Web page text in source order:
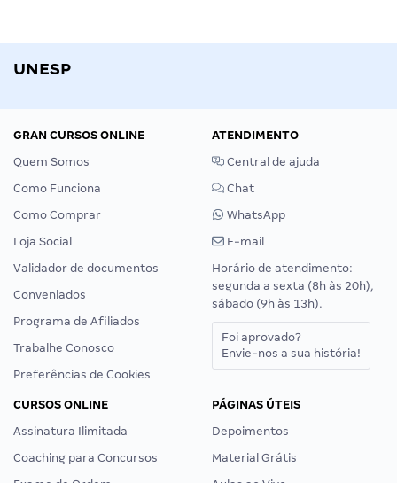
UNESP
GRAN CURSOS ONLINE
Quem Somos
Como Funciona
Como Comprar
Loja Social
Validador de documentos
Conveniados
Programa de Afiliados
Trabalhe Conosco
Preferências de Cookies
ATENDIMENTO
Central de ajuda
Chat
WhatsApp
E-mail
Horário de atendimento:
segunda a sexta (8h às 20h),
sábado (9h às 13h).
Foi aprovado?
Envie-nos a sua história!
CURSOS ONLINE
Assinatura Ilimitada
Coaching para Concursos
PÁGINAS ÚTEIS
Depoimentos
Material Grátis